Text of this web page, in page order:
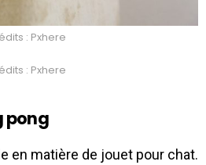
: Pxhere
: Pxhere
pong
en matière de jouet pour chat.